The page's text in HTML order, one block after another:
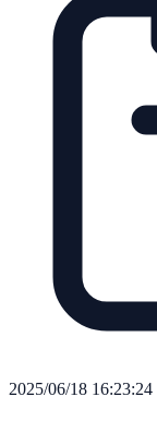
2025/06/18 16:23:24